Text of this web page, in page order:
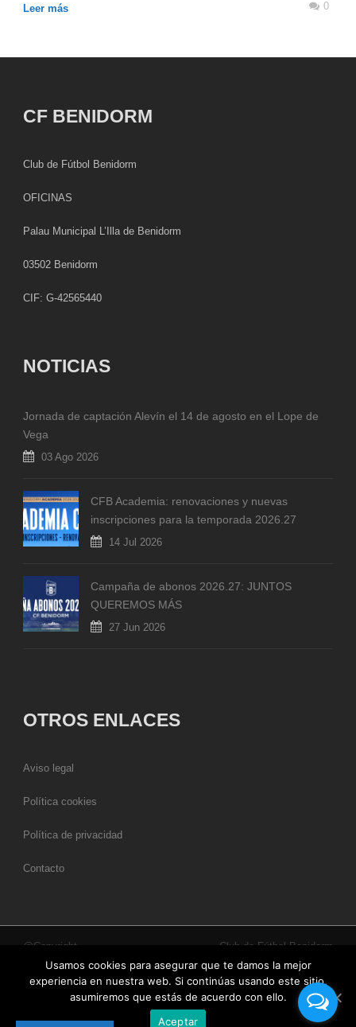
Leer más 0
CF BENIDORM
Club de Fútbol Benidorm
OFICINAS
Palau Municipal L’Illa de Benidorm
03502 Benidorm
CIF: G-42565440
NOTICIAS
Jornada de captación Alevín el 14 de agosto en el Lope de
Vega
03 Ago 2026
CFB Academia: renovaciones y nuevas
inscripciones para la temporada 2026.27
14 Jul 2026
Campaña de abonos 2026.27: JUNTOS
QUEREMOS MÁS
27 Jun 2026
OTROS ENLACES
Aviso legal
Política cookies
Política de privacidad
Contacto
@Copyright Club de Fútbol Benidorm
Usamos cookies para asegurar que te damos la mejor
experiencia en nuestra web. Si continúas usando este sitio,
asumiremos que estás de acuerdo con ello.
Aceptar